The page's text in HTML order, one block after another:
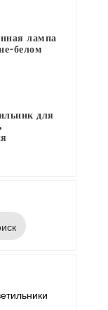
лампа
белом
для